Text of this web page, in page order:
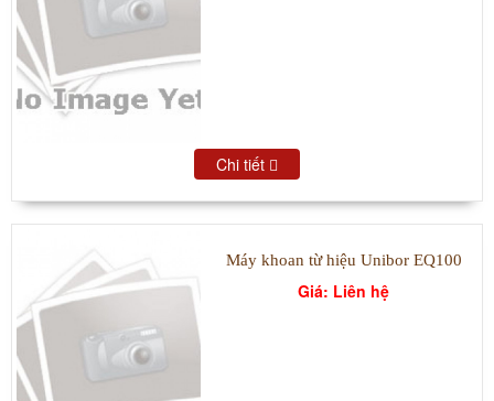
Chi tiết
Máy khoan từ hiệu Unibor EQ100
Giá: Liên hệ